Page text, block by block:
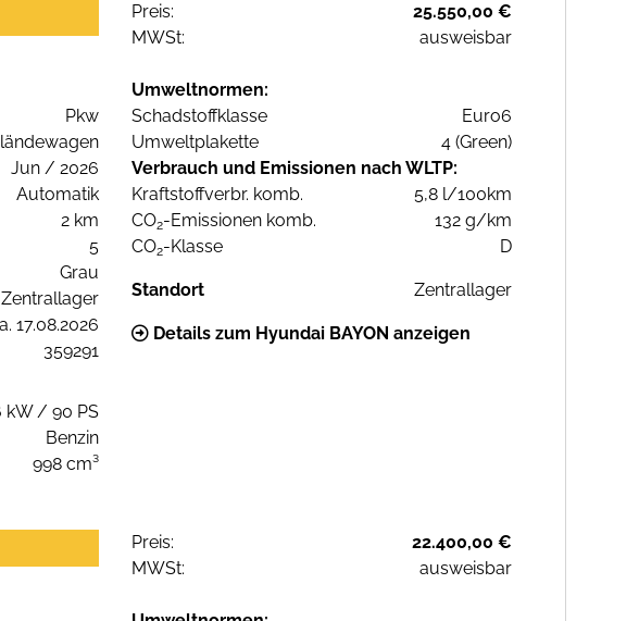
Preis:
25.550,00 €
MWSt:
ausweisbar
Pkw
Jun / 2026
Automatik
2 km
5
Grau
Zentrallager
17.08.2026
359291
kW / 90 PS
Benzin
998 cm³
Umweltnormen:
Schadstoffklasse
Euro6
Umweltplakette
4 (Green)
Verbrauch und Emissionen nach WLTP:
Kraftstoffverbr. komb.
5,8 l/100km
CO2-Emissionen komb.
132 g/km
CO2-Klasse D
Standort Zentrallager
Details zum Hyundai BAYON anzeigen
Preis:
22.400,00 €
MWSt:
ausweisbar